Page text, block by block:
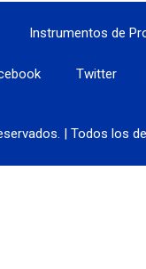
Instrumentos de
Twitter
| Todos los